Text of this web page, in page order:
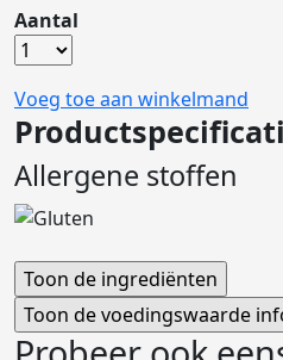
Aantal
Voeg toe aan winkelmand
Allergene stoffen